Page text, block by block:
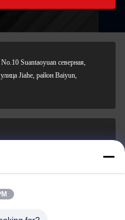
Suantaoyuan северная,
Jiahe, район Baiyun,